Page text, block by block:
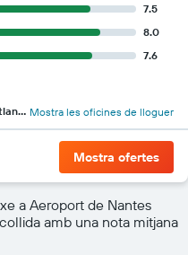
7.5
8.0
7.6
Una oficina a Aeroport de Nantes Atlantique Mostra les oficines de lloguer
Mostra ofertes
a Aeroport de Nantes
amb una nota mitjana